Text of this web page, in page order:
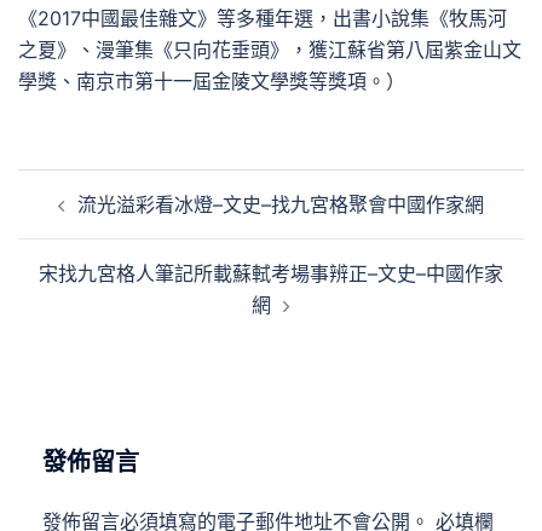
《2017中國最佳雜文》等多種年選，出書小說集《牧馬河
之夏》、漫筆集《只向花垂頭》，獲江蘇省第八屆紫金山文
學獎、南京市第十一屆金陵文學獎等獎項。）
覽
流光溢彩看冰燈–文史–找九宮格聚會中國作家網
宋找九宮格人筆記所載蘇軾考場事辨正–文史–中國作家
網
發佈留言
發佈留言必須填寫的電子郵件地址不會公開。 必填欄